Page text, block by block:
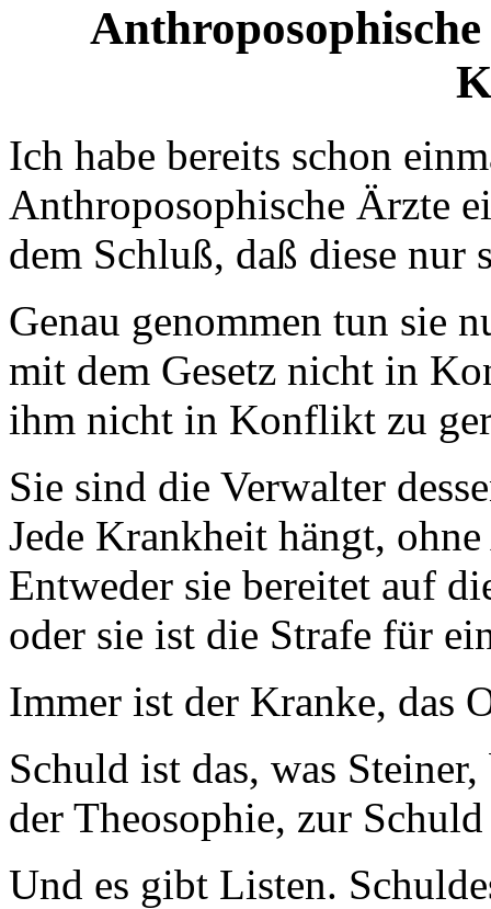
Ich habe bereits schon
Anthroposophische Ärzte
dem Schluß, daß diese nur
Genau genommen tun sie
mit dem Gesetz nicht in
ihm nicht in Konflikt zu
Sie sind die Verwalter
Jede Krankheit hängt,
Entweder sie bereitet auf
oder sie ist die Strafe für
Immer ist der Kranke, das
Schuld ist das, was
der Theosophie, zur
Und es gibt Listen.